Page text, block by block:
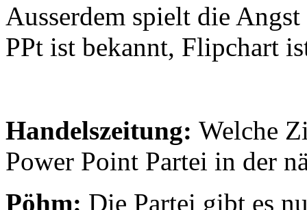
Ausserdem spielt die
PPt ist bekannt, Flipchart
Handelszeitung: Welche
Power Point Partei in der
Pöhm: Die Partei gibt es